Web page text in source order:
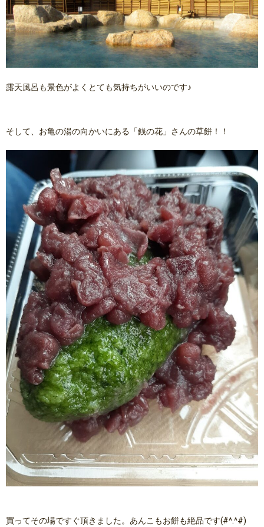
露天風呂も景色がよくとても気持ちがいいのです♪
そして、お亀の湯の向かいにある「銭の花」さんの草餅！！
買ってその場ですぐ頂きました。あんこもお餅も絶品です(#^.^#)